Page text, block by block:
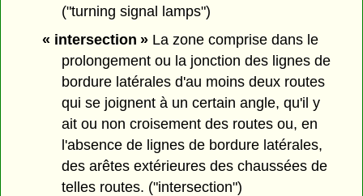
("turning signal lamps")
« intersection »La zone comprise dans le
prolongement ou la jonction des lignes de
bordure latérales d'au moins deux routes
qui se joignent à un certain angle, qu'il y
ait ou non croisement des routes ou, en
l'absence de lignes de bordure latérales,
des arêtes extérieures des chaussées de
telles routes. ("intersection")